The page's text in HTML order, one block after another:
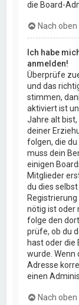
die Board-
Nach oben
Ich habe
anmelden!
Überprüfe
und das
stimmen,
aktiviert ist
Jahre alt
deiner
folgen, die du
muss dein
einigen
Mitglieder
du dies
nötig ist oder
folge den
prüfe, ob du
hast oder die
wurde. Wenn
Adresse
einen
Nach oben